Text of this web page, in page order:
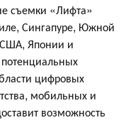
съемки «Лифта»
Сингапуре, Южной
США, Японии и
потенциальных
цифровых
мобильных и
возможность